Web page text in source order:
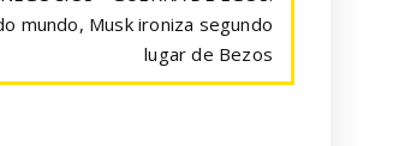
mundo, Musk ironiza segundo
lugar de Bezos